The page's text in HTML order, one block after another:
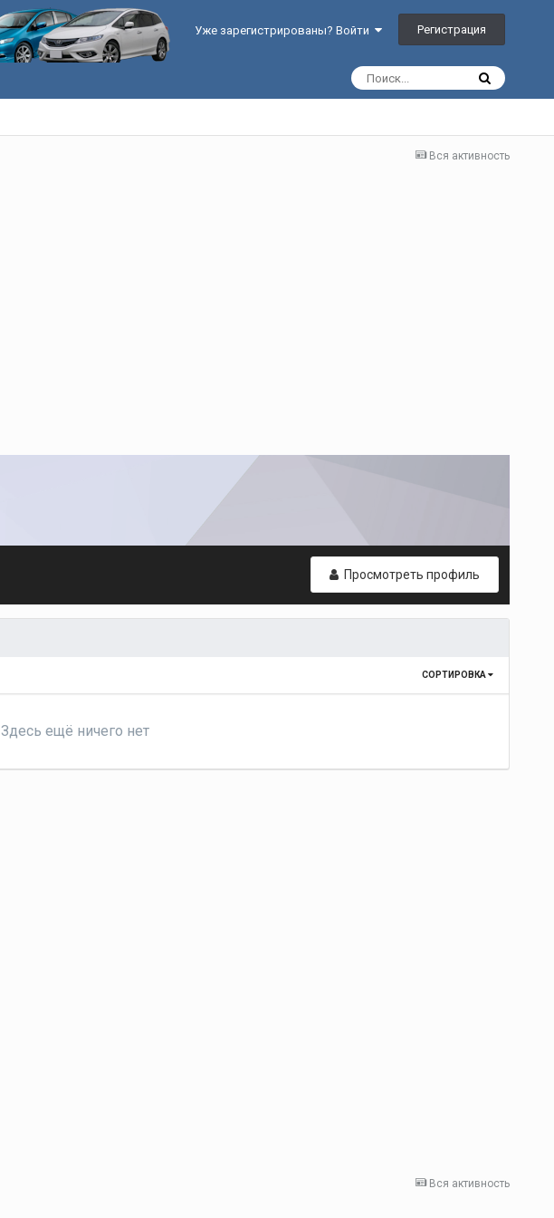
Уже зарегистрированы? Войти Регистрация
Вся активность
Просмотреть профиль
СОРТИРОВКА
Здесь ещё ничего нет
Вся активность